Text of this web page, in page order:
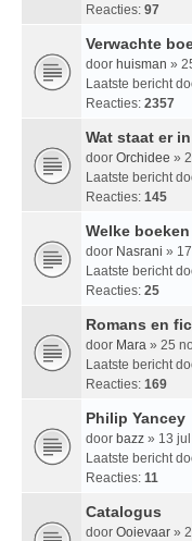
Reacties: 97
Verwachte
door huisman »
Laatste bericht
Reacties: 2357
Wat staat er
door Orchidee »
Laatste bericht
Reacties: 145
Welke
door Nasrani »
Laatste bericht
Reacties: 25
Romans en
door Mara » 25
Laatste bericht
Reacties: 169
Philip Yancey
door bazz » 13
Laatste bericht
Reacties: 11
Catalogus
door Ooievaar »